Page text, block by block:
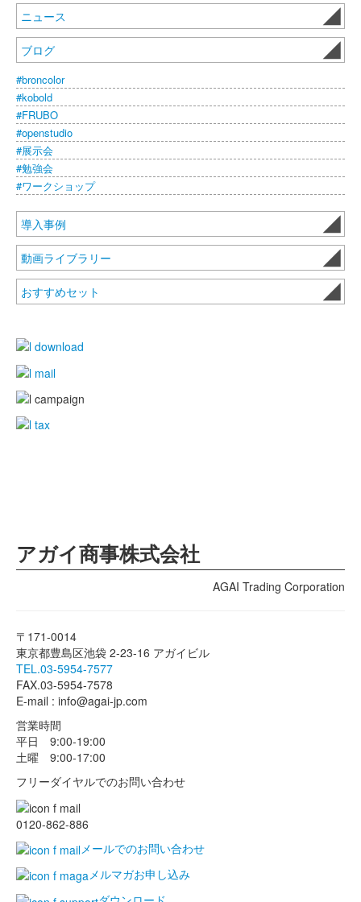
ニュース
ブログ
#broncolor
#kobold
#FRUBO
#openstudio
#展示会
#勉強会
#ワークショップ
導入事例
動画ライブラリー
おすすめセット
アガイ商事株式会社
AGAI Trading Corporation
〒171-0014
東京都豊島区池袋 2-23-16 アガイビル
TEL.03-5954-7577
FAX.03-5954-7578
E-mail : info@agai-jp.com
営業時間
平日 9:00-19:00
土曜 9:00-17:00
フリーダイヤルでのお問い合わせ
0120-862-886
メールでのお問い合わせ
メルマガお申し込み